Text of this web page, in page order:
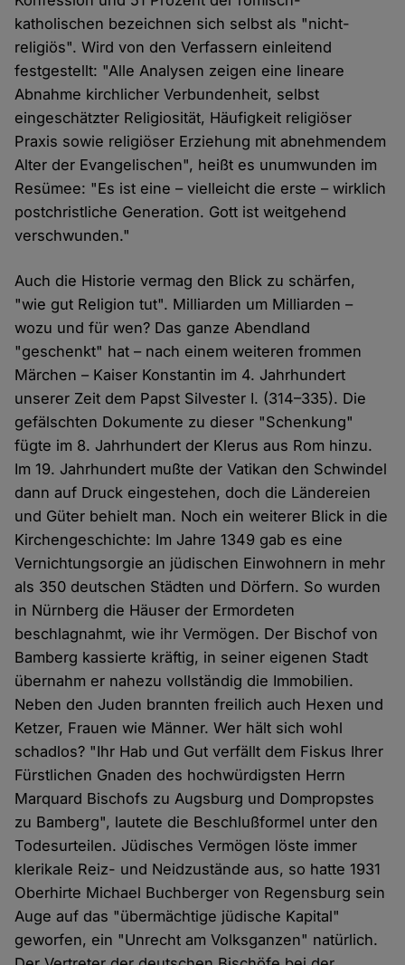
katholischen bezeichnen sich selbst als "nicht-
religiös". Wird von den Verfassern einleitend
festgestellt: "Alle Analysen zeigen eine lineare
Abnahme kirchlicher Verbundenheit, selbst
eingeschätzter Religiosität, Häufigkeit religiöser
Praxis sowie religiöser Erziehung mit abnehmendem
Alter der Evangelischen", heißt es unumwunden im
Resümee: "Es ist eine – vielleicht die erste – wirklich
postchristliche Generation. Gott ist weitgehend
verschwunden."
Auch die Historie vermag den Blick zu schärfen,
"wie gut Religion tut". Milliarden um Milliarden –
wozu und für wen? Das ganze Abendland
"geschenkt" hat – nach einem weiteren frommen
Märchen – Kaiser Konstantin im 4. Jahrhundert
unserer Zeit dem Papst Silvester I. (314–335). Die
gefälschten Dokumente zu dieser "Schenkung"
fügte im 8. Jahrhundert der Klerus aus Rom hinzu.
Im 19. Jahrhundert mußte der Vatikan den Schwindel
dann auf Druck eingestehen, doch die Ländereien
und Güter behielt man. Noch ein weiterer Blick in die
Kirchengeschichte: Im Jahre 1349 gab es eine
Vernichtungsorgie an jüdischen Einwohnern in mehr
als 350 deutschen Städten und Dörfern. So wurden
in Nürnberg die Häuser der Ermordeten
beschlagnahmt, wie ihr Vermögen. Der Bischof von
Bamberg kassierte kräftig, in seiner eigenen Stadt
übernahm er nahezu vollständig die Immobilien.
Neben den Juden brannten freilich auch Hexen und
Ketzer, Frauen wie Männer. Wer hält sich wohl
schadlos? "Ihr Hab und Gut verfällt dem Fiskus Ihrer
Fürstlichen Gnaden des hochwürdigsten Herrn
Marquard Bischofs zu Augsburg und Dompropstes
zu Bamberg", lautete die Beschlußformel unter den
Todesurteilen. Jüdisches Vermögen löste immer
klerikale Reiz- und Neidzustände aus, so hatte 1931
Oberhirte Michael Buchberger von Regensburg sein
Auge auf das "übermächtige jüdische Kapital"
geworfen, ein "Unrecht am Volksganzen" natürlich.